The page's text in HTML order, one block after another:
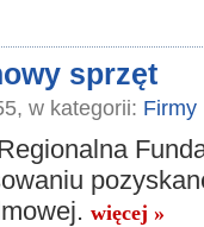
sprzęt
w kategorii: Firmy
więcej »